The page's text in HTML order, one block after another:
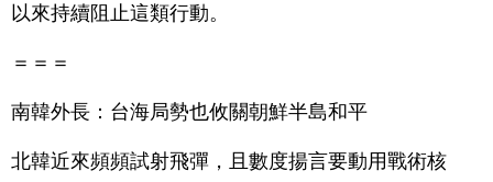
以來持續阻止這類行動。
＝＝＝
南韓外長：台海局勢也攸關朝鮮半島和平
北韓近來頻頻試射飛彈，且數度揚言要動用戰術核